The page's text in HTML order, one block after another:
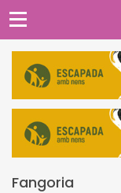
Fangoria